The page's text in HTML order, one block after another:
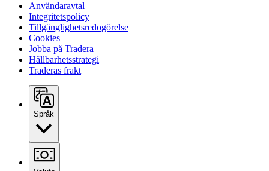
Användaravtal
Integritetspolicy
Tillgänglighetsredogörelse
Cookies
Jobba på Tradera
Hållbarhetsstrategi
Traderas frakt
Språk